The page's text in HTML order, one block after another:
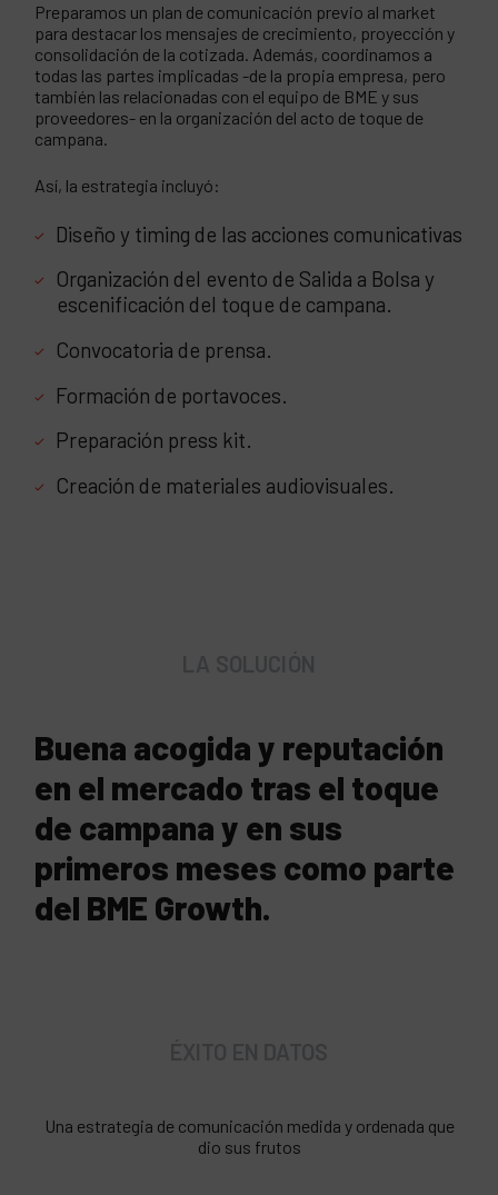
Preparamos un plan de comunicación previo al market
para destacar los mensajes de crecimiento, proyección y
consolidación de la cotizada. Además, coordinamos a
todas las partes implicadas -de la propia empresa, pero
también las relacionadas con el equipo de BME y sus
proveedores- en la organización del acto de toque de
campana.
Así, la estrategia incluyó:
Diseño y timing de las acciones comunicativas
Organización del evento de Salida a Bolsa y
escenificación del toque de campana.
Convocatoria de prensa.
Formación de portavoces.
Preparación press kit.
Creación de materiales audiovisuales.
Buena acogida y reputación
en el mercado tras el toque
de campana y en sus
primeros meses como parte
del BME Growth.
Una estrategia de comunicación medida y ordenada que
dio sus frutos